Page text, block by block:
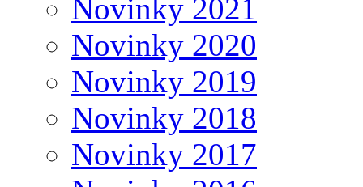
Novinky 2021
Novinky 2020
Novinky 2019
Novinky 2018
Novinky 2017